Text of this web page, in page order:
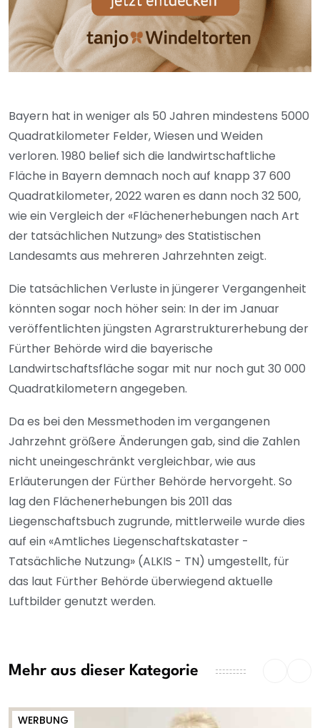
Bayern hat in weniger als 50 Jahren mindestens 5000
Quadratkilometer Felder, Wiesen und Weiden
verloren. 1980 belief sich die landwirtschaftliche
Fläche in Bayern demnach noch auf knapp 37 600
Quadratkilometer, 2022 waren es dann noch 32 500,
wie ein Vergleich der «Flächenerhebungen nach Art
der tatsächlichen Nutzung» des Statistischen
Landesamts aus mehreren Jahrzehnten zeigt.
Die tatsächlichen Verluste in jüngerer Vergangenheit
könnten sogar noch höher sein: In der im Januar
veröffentlichten jüngsten Agrarstrukturerhebung der
Fürther Behörde wird die bayerische
Landwirtschaftsfläche sogar mit nur noch gut 30 000
Quadratkilometern angegeben.
Da es bei den Messmethoden im vergangenen
Jahrzehnt größere Änderungen gab, sind die Zahlen
nicht uneingeschränkt vergleichbar, wie aus
Erläuterungen der Fürther Behörde hervorgeht. So
lag den Flächenerhebungen bis 2011 das
Liegenschaftsbuch zugrunde, mittlerweile wurde dies
auf ein «Amtliches Liegenschaftskataster -
Tatsächliche Nutzung» (ALKIS - TN) umgestellt, für
das laut Fürther Behörde überwiegend aktuelle
Luftbilder genutzt werden.
Mehr aus dieser Kategorie
WERBUNG